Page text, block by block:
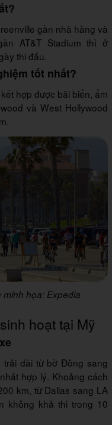
gần nhà hàng và
AT&T Stadium thì ở
thi đấu.
tốt nhất?
hợp được bãi biển, ẩm
và West Hollywood
minh họa: Expedia
hoạt tại Mỹ
dài từ bờ Đông sang
hợp lý. Khoảng cách
km, từ Dallas sang LA
không khả thi trong 10